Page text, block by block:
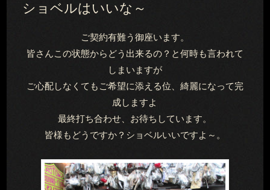
ショベルはいいな～
ご契約有難う御座います。
皆さんこの状態からどう出来るの？と何時も言われて
しまいますが
ご心配しなくてもご希望に添える位、綺麗になって完
成しますよ
最終打ち合わせ、お待ちしています。
皆様もどうですか？ショベルいいですよ～。